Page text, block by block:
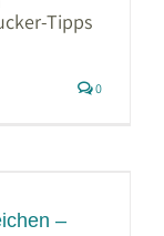
Tipps
0
–